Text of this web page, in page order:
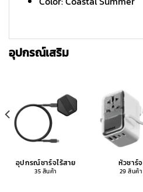
อุปกรณ์เสริม
อุปกรณ์ชาร์จไร้สาย
35 สินค้า
หัวชาร์จ
29 สินค้า